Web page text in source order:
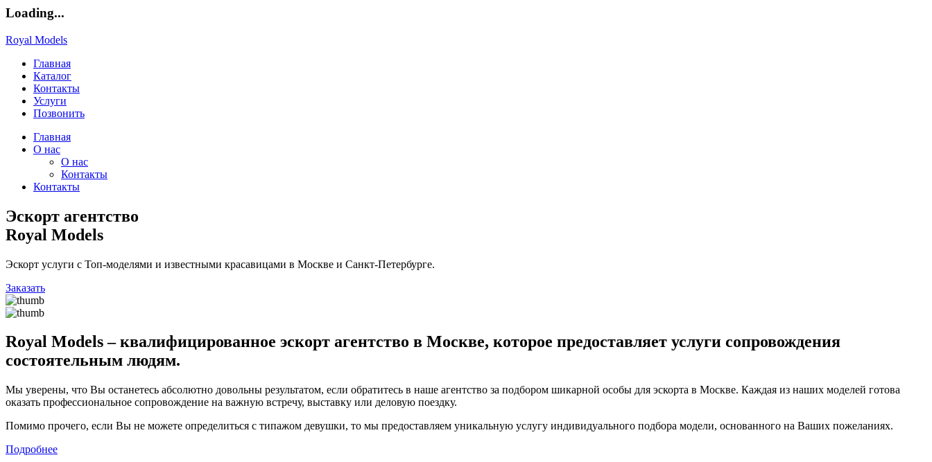
Loading...
Royal Models
Главная
Каталог
Контакты
Услуги
Позвонить
Главная
О нас
О нас
Контакты
Контакты
Эскорт агентство
Royal Models
Эскорт услуги с Топ-моделями и известными красавицами в Москве и Санкт-Петербурге.
Заказать
Royal Models – квалифицированное эскорт агентство в Москве, которое предоставляет услуги сопровождения
состоятельным людям.
Мы уверены, что Вы останетесь абсолютно довольны результатом, если обратитесь в наше агентство за подбором шикарной особы для эскорта в Москве. Каждая из наших моделей готова
оказать профессиональное сопровождение на важную встречу, выставку или деловую поездку.
Помимо прочего, если Вы не можете определиться с типажом девушки, то мы предоставляем уникальную услугу индивидуального подбора модели, основанного на Ваших пожеланиях.
Подробнее